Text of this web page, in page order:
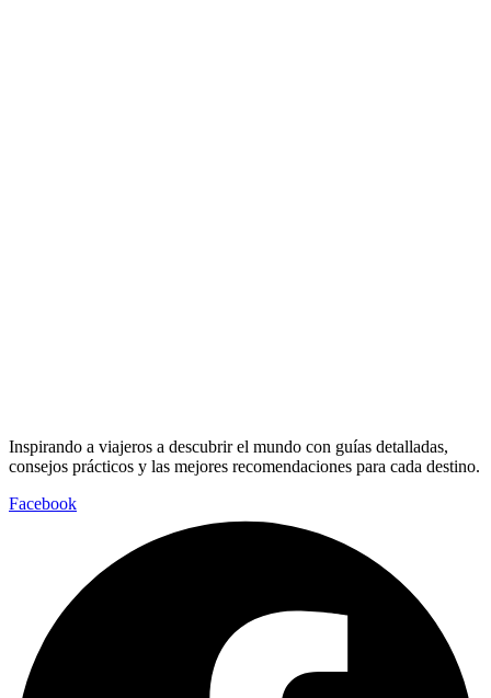
Inspirando a viajeros a descubrir el mundo con guías detalladas,
consejos prácticos y las mejores recomendaciones para cada destino.
Facebook